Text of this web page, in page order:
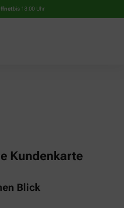
bis 18:00 Uhr
Kundenkarte
Blick